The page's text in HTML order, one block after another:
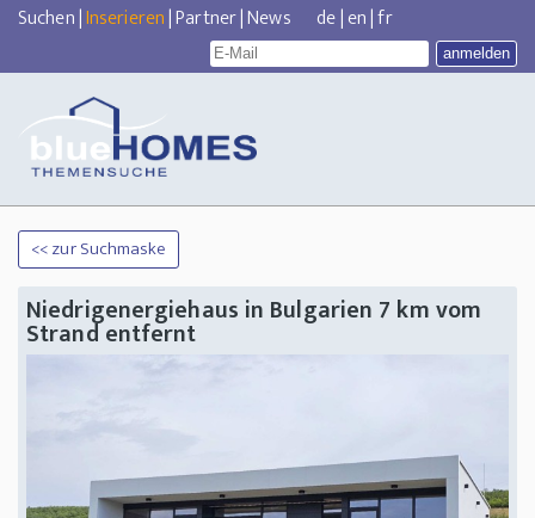
Suchen|Inserieren|Partner|News de|en|fr
<< zur Suchmaske
Niedrigenergiehaus in Bulgarien 7 km vom
Strand entfernt